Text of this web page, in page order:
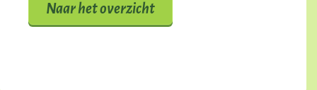
Naar het overzicht